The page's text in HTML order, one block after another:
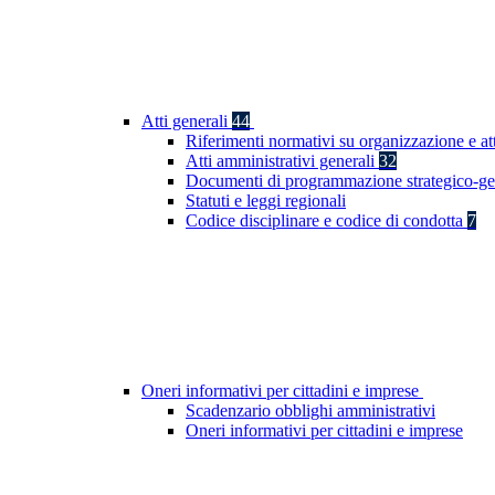
Atti generali 44
Riferimenti normativi su organizzazione e
Atti amministrativi generali 32
Documenti di programmazione strategico-
Statuti e leggi regionali
Codice disciplinare e codice di condotta 7
Oneri informativi per cittadini e imprese
Scadenzario obblighi amministrativi
Oneri informativi per cittadini e imprese